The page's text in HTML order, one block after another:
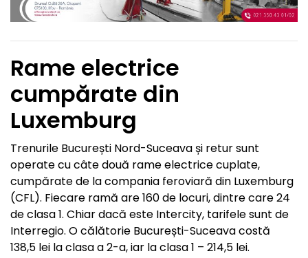
Rame electrice
cumpărate din
Luxemburg
Trenurile București Nord-Suceava și retur sunt
operate cu câte două rame electrice cuplate,
cumpărate de la compania feroviară din Luxemburg
(CFL). Fiecare ramă are 160 de locuri, dintre care 24
de clasa 1. Chiar dacă este Intercity, tarifele sunt de
Interregio. O călătorie București-Suceava costă
138,5 lei la clasa a 2-a, iar la clasa 1 – 214,5 lei.